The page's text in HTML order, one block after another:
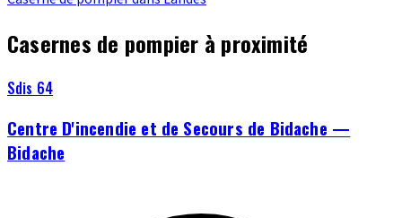
Casernes de pompier à proximité
Sdis 64
Centre D'incendie et de Secours de Bidache —
Bidache